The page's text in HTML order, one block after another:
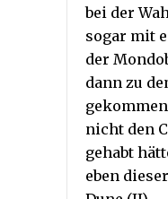
bei der
sogar mit
der
dann zu
nicht den
gehabt
eben